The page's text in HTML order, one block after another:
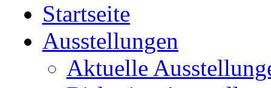
Startseite
Ausstellungen
Aktuelle